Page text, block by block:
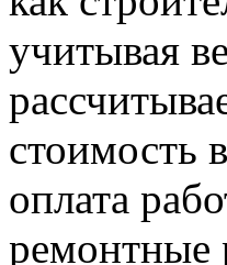
учитывая
стоимость
оплата
ремонтные